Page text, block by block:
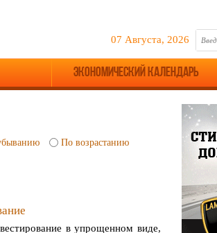
07 Августа, 2026
Экономический календарь
По возрастанию
в упрощенном виде,